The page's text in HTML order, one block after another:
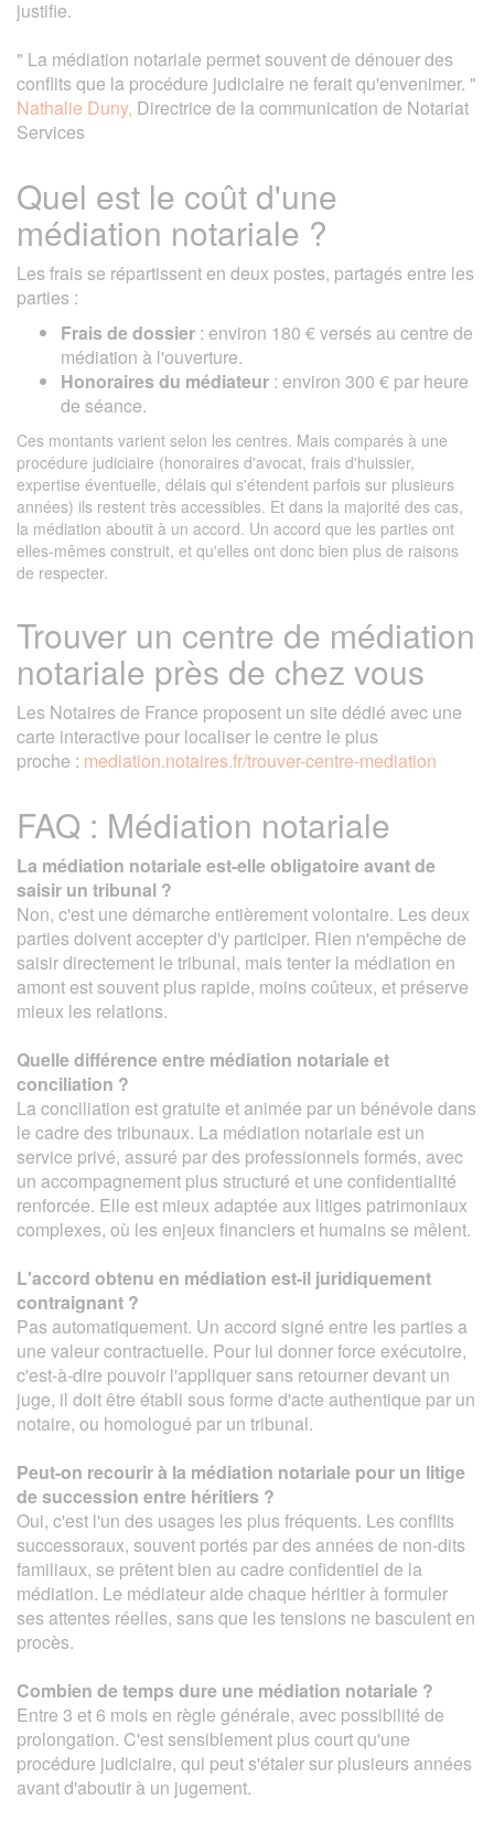
justifie.
" La médiation notariale permet souvent de dénouer des
conflits que la procédure judiciaire ne ferait qu'envenimer. "
Nathalie Duny, Directrice de la communication de Notariat
Services
Quel est le coût d'une
médiation notariale ?
Les frais se répartissent en deux postes, partagés entre les
parties :
Frais de dossier : environ 180 € versés au centre de
médiation à l'ouverture.
Honoraires du médiateur : environ 300 € par heure
de séance.
Ces montants varient selon les centres. Mais comparés à une
procédure judiciaire (honoraires d'avocat, frais d'huissier,
expertise éventuelle, délais qui s'étendent parfois sur plusieurs
années) ils restent très accessibles. Et dans la majorité des cas,
la médiation aboutit à un accord. Un accord que les parties ont
elles-mêmes construit, et qu'elles ont donc bien plus de raisons
de respecter.
Trouver un centre de médiation
notariale près de chez vous
Les Notaires de France proposent un site dédié avec une
carte interactive pour localiser le centre le plus
proche : mediation.notaires.fr/trouver-centre-mediation
FAQ : Médiation notariale
La médiation notariale est-elle obligatoire avant de
saisir un tribunal ?
Non, c'est une démarche entièrement volontaire. Les deux
parties doivent accepter d'y participer. Rien n'empêche de
saisir directement le tribunal, mais tenter la médiation en
amont est souvent plus rapide, moins coûteux, et préserve
mieux les relations.
Quelle différence entre médiation notariale et
conciliation ?
La conciliation est gratuite et animée par un bénévole dans
le cadre des tribunaux. La médiation notariale est un
service privé, assuré par des professionnels formés, avec
un accompagnement plus structuré et une confidentialité
renforcée. Elle est mieux adaptée aux litiges patrimoniaux
complexes, où les enjeux financiers et humains se mêlent.
L'accord obtenu en médiation est-il juridiquement
contraignant ?
Pas automatiquement. Un accord signé entre les parties a
une valeur contractuelle. Pour lui donner force exécutoire,
c'est-à-dire pouvoir l'appliquer sans retourner devant un
juge, il doit être établi sous forme d'acte authentique par un
notaire, ou homologué par un tribunal.
Peut-on recourir à la médiation notariale pour un litige
de succession entre héritiers ?
Oui, c'est l'un des usages les plus fréquents. Les conflits
successoraux, souvent portés par des années de non-dits
familiaux, se prêtent bien au cadre confidentiel de la
médiation. Le médiateur aide chaque héritier à formuler
ses attentes réelles, sans que les tensions ne basculent en
procès.
Combien de temps dure une médiation notariale ?
Entre 3 et 6 mois en règle générale, avec possibilité de
prolongation. C'est sensiblement plus court qu'une
procédure judiciaire, qui peut s'étaler sur plusieurs années
avant d'aboutir à un jugement.